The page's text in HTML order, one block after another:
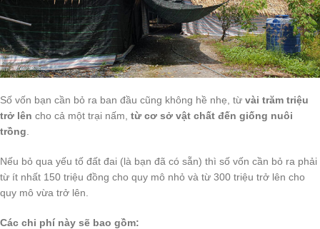
Số vốn bạn cần bỏ ra ban đầu cũng không hề nhẹ, từ vài trăm triệu
trở lên cho cả một trại nấm, từ cơ sở vật chất đến giống nuôi
trồng
Nếu bỏ qua yếu tố đất đai (là bạn đã có sẵn) thì số vốn cần bỏ ra phải
từ ít nhất 150 triệu đồng cho quy mô nhỏ và từ 300 triệu trở lên cho
quy mô vừa trở lên.
Các chi phí này sẽ bao gồm: